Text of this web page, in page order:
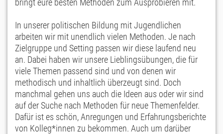
bringt eure besten Methoden zum Ausprobieren mit.
In unserer politischen Bildung mit Jugendlichen
arbeiten wir mit unendlich vielen Methoden. Je nach
Zielgruppe und Setting passen wir diese laufend neu
an. Dabei haben wir unsere Lieblingsübungen, die für
viele Themen passend sind und von denen wir
methodisch und inhaltlich überzeugt sind. Doch
manchmal gehen uns auch die Ideen aus oder wir sind
auf der Suche nach Methoden für neue Themenfelder.
Dafür ist es schön, Anregungen und Erfahrungsberichte
von Kolleg*innen zu bekommen. Auch um darüber